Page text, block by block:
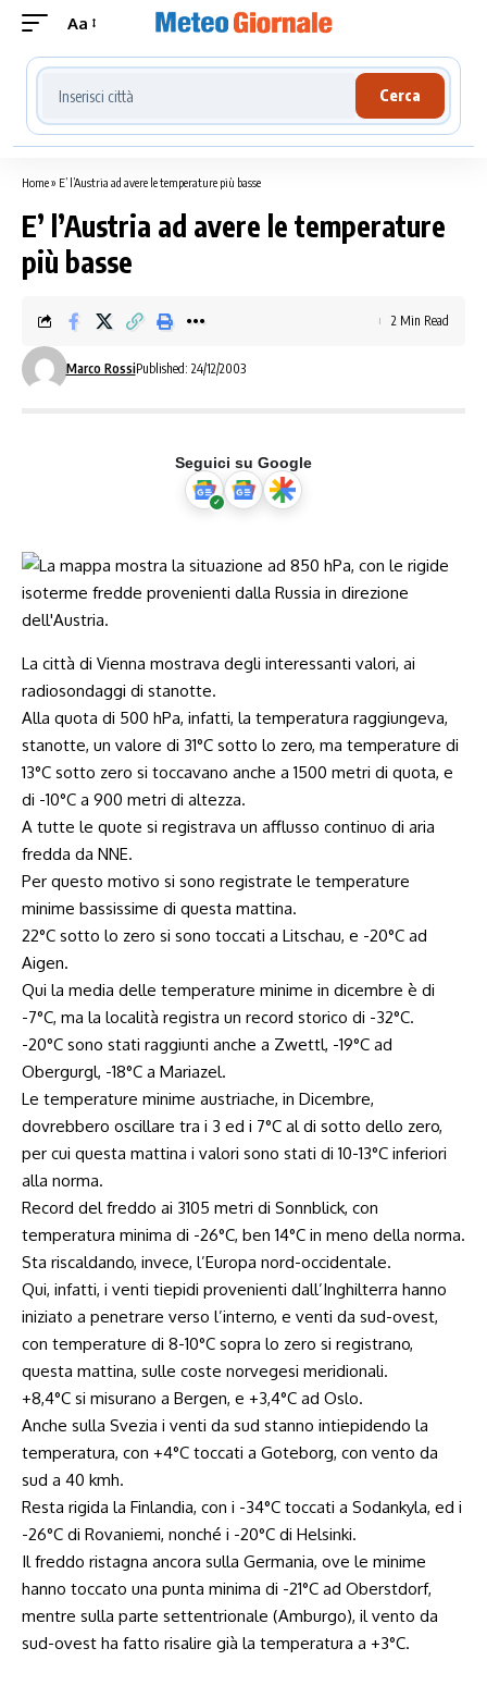
Aa
Cerca località meteo
Cerca
Home» E’ l’Austria ad avere le temperature più basse
E’ l’Austria ad avere le temperature
più basse
Marco RossiPublished: 24/12/2003
2 Min Read
Seguici su Google
La città di Vienna mostrava degli interessanti valori, ai
radiosondaggi di stanotte.
Alla quota di 500 hPa, infatti, la temperatura raggiungeva,
stanotte, un valore di 31°C sotto lo zero, ma temperature di
13°C sotto zero si toccavano anche a 1500 metri di quota, e
di -10°C a 900 metri di altezza.
A tutte le quote si registrava un afflusso continuo di aria
fredda da NNE.
Per questo motivo si sono registrate le temperature
minime bassissime di questa mattina.
22°C sotto lo zero si sono toccati a Litschau, e -20°C ad
Aigen.
Qui la media delle temperature minime in dicembre è di
-7°C, ma la località registra un record storico di -32°C.
-20°C sono stati raggiunti anche a Zwettl, -19°C ad
Obergurgl, -18°C a Mariazel.
Le temperature minime austriache, in Dicembre,
dovrebbero oscillare tra i 3 ed i 7°C al di sotto dello zero,
per cui questa mattina i valori sono stati di 10-13°C inferiori
alla norma.
Record del freddo ai 3105 metri di Sonnblick, con
temperatura minima di -26°C, ben 14°C in meno della norma.
Sta riscaldando, invece, l’Europa nord-occidentale.
Qui, infatti, i venti tiepidi provenienti dall’Inghilterra hanno
iniziato a penetrare verso l’interno, e venti da sud-ovest,
con temperature di 8-10°C sopra lo zero si registrano,
questa mattina, sulle coste norvegesi meridionali.
+8,4°C si misurano a Bergen, e +3,4°C ad Oslo.
Anche sulla Svezia i venti da sud stanno intiepidendo la
temperatura, con +4°C toccati a Goteborg, con vento da
sud a 40 kmh.
Resta rigida la Finlandia, con i -34°C toccati a Sodankyla, ed i
-26°C di Rovaniemi, nonché i -20°C di Helsinki.
Il freddo ristagna ancora sulla Germania, ove le minime
hanno toccato una punta minima di -21°C ad Oberstdorf,
mentre sulla parte settentrionale (Amburgo), il vento da
sud-ovest ha fatto risalire già la temperatura a +3°C.